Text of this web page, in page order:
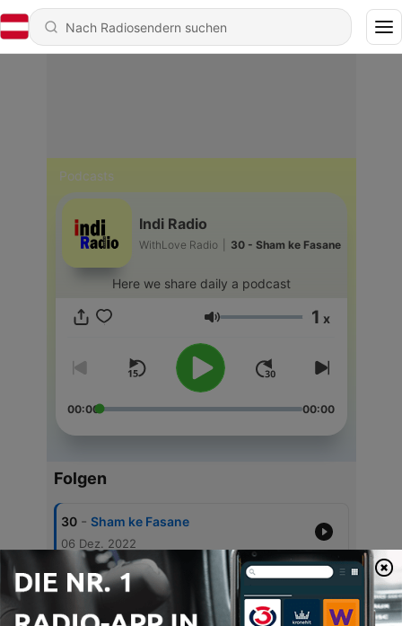
Podcasts
Indi Radio
WithLove Radio 30 - Sham ke Fasane
Here we share daily a podcast
Lautstärke 1 x
00:00 00:00
Folgen
30 - Sham ke Fasane
06 Dez. 2022
29 - Episode 29 - Indi Radio